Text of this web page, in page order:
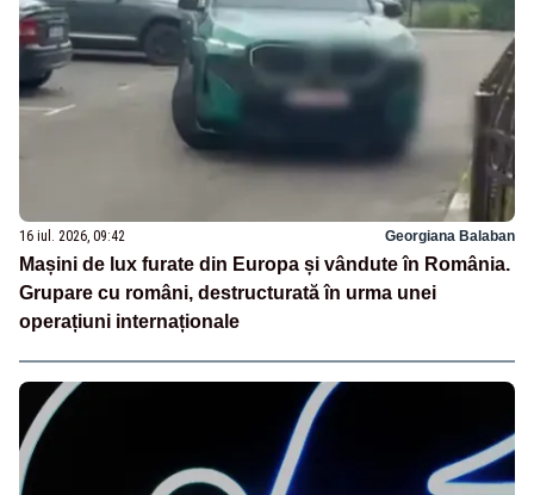
16 iul. 2026, 09:42 Georgiana Balaban
Mașini de lux furate din Europa și vândute în România.
Grupare cu români, destructurată în urma unei
operațiuni internaționale